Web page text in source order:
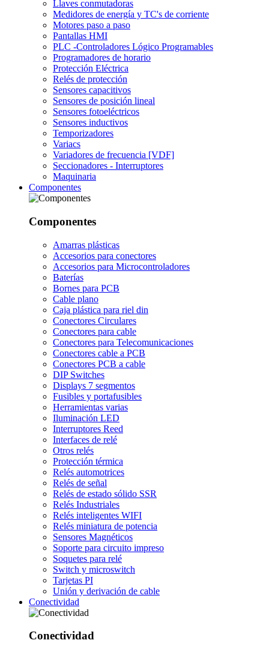
Llaves conmutadoras
Medidores de energía y TC's de corriente
Motores paso a paso
Pantallas HMI
PLC -Controladores Lógico Programables
Programadores de horario
Protección Eléctrica
Relés de protección
Sensores capacitivos
Sensores de posición lineal
Sensores fotoeléctricos
Sensores inductivos
Temporizadores
Variacs
Variadores de frecuencia [VDF]
Seccionadores - Interruptores
Maquinaria
Componentes
Componentes
Amarras plásticas
Accesorios para conectores
Accesorios para Microcontroladores
Baterías
Bornes para PCB
Cable plano
Caja plástica para riel din
Conectores Circulares
Conectores para cable
Conectores para Telecomunicaciones
Conectores cable a PCB
Conectores PCB a cable
DIP Switches
Displays 7 segmentos
Fusibles y portafusibles
Herramientas varias
Iluminación LED
Interruptores Reed
Interfaces de relé
Otros relés
Protección térmica
Relés automotrices
Relés de señal
Relés de estado sólido SSR
Relés Industriales
Relés inteligentes WIFI
Relés miniatura de potencia
Sensores Magnéticos
Soporte para circuito impreso
Soquetes para relé
Switch y microswitch
Tarjetas PI
Unión y derivación de cable
Conectividad
Conectividad